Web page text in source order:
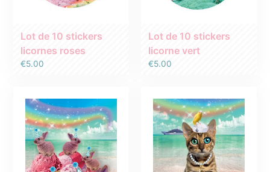
Lot de 10 stickers
licornes roses
€5.00
Lot de 10 stickers
licorne vert
€5.00